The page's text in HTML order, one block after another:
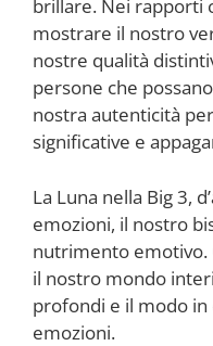
brillare. Nei rapporti
mostrare il nostro
nostre qualità
persone che
nostra autenticità
significative e
La Luna nella Big 3,
emozioni, il nostro
nutrimento emotivo.
il nostro mondo
profondi e il modo
emozioni.